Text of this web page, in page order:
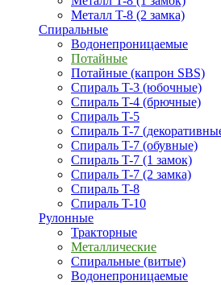
Металл T-8 (2 замка)
Спиральные
Водонепроницаемые
Потайные
Потайные (капрон SBS)
Спираль T-3 (юбочные)
Спираль T-4 (брючные)
Спираль T-5
Спираль T-7
Спираль T-7 (обувные)
Спираль T-7 (1 замок)
Спираль T-7 (2 замка)
Спираль T-8
Спираль T-10
Рулонные
Тракторные
Металлические
Спиральные (витые)
Водонепроницаемые